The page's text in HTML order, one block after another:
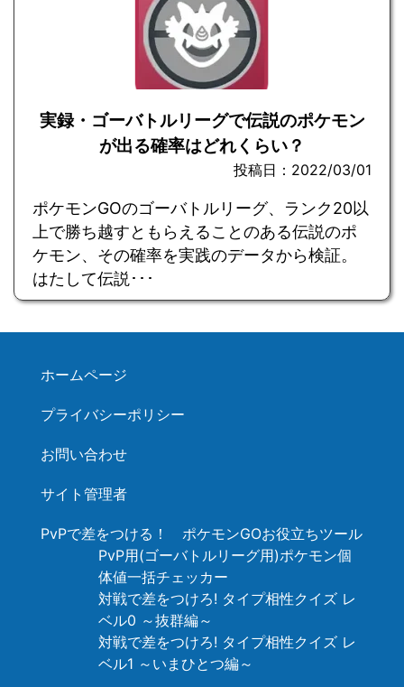
実録・ゴーバトルリーグで伝説のポケモン
が出る確率はどれくらい？
投稿日：2022/03/01
ポケモンGOのゴーバトルリーグ、ランク20以
上で勝ち越すともらえることのある伝説のポ
ケモン、その確率を実践のデータから検証。
はたして伝説･･･
ホームページ
プライバシーポリシー
お問い合わせ
サイト管理者
PvPで差をつける！ ポケモンGOお役立ちツール
PvP用(ゴーバトルリーグ用)ポケモン個
体値一括チェッカー
対戦で差をつけろ! タイプ相性クイズ レ
ベル0 ～抜群編～
対戦で差をつけろ! タイプ相性クイズ レ
ベル1 ～いまひとつ編～